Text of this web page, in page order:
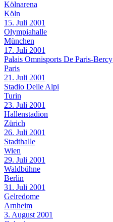
Kölnarena
Köln
15. Juli 2001
Olympiahalle
München
17. Juli 2001
Palais Omnisports De Paris-Bercy
Paris
21. Juli 2001
Stadio Delle Alpi
Turin
23. Juli 2001
Hallenstadion
Zürich
26. Juli 2001
Stadthalle
Wien
29. Juli 2001
Waldbühne
Berlin
31. Juli 2001
Gelredome
Arnheim
3. August 2001